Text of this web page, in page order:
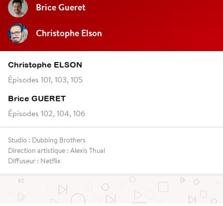
Brice Gueret
Christophe Elson
Christophe ELSON
Épisodes 101, 103, 105
Brice GUERET
Épisodes 102, 104, 106
Studio : Dubbing Brothers
Direction artistique : Alexis Thual
Diffuseur : Netflix